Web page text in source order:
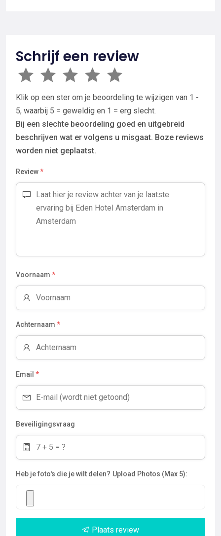
Schrijf een review
Klik op een ster om je beoordeling te wijzigen van 1 -
5, waarbij 5 = geweldig en 1 = erg slecht.
Bij een slechte beoordeling goed en uitgebreid
beschrijven wat er volgens u misgaat. Boze reviews
worden niet geplaatst.
Review*
Voornaam *
Achternaam *
Email *
Beveiligingsvraag
Heb je foto's die je wilt delen? Upload Photos (Max 5):
Plaats review